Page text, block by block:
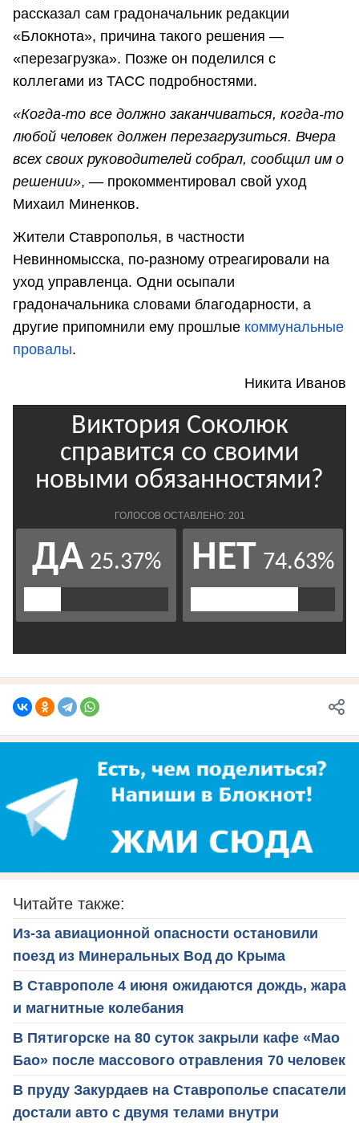
рассказал сам градоначальник редакции
«Блокнота», причина такого решения —
«перезагрузка». Позже он поделился с
коллегами из ТАСС подробностями.
«Когда-то все должно заканчиваться, когда-то
любой человек должен перезагрузиться. Вчера
всех своих руководителей собрал, сообщил им о
решении», — прокомментировал свой уход
Михаил Миненков.
Жители Ставрополья, в частности
Невинномысска, по-разному отреагировали на
уход управленца. Одни осыпали
градоначальника словами благодарности, а
другие припомнили ему прошлые коммунальные
провалы.
Никита Иванов
Читайте также:
Из-за авиационной опасности остановили
поезд из Минеральных Вод до Крыма
В Ставрополе 4 июня ожидаются дождь, жара
и магнитные колебания
В Пятигорске на 80 суток закрыли кафе «Мао
Бао» после массового отравления 70 человек
В пруду Закурдаев на Ставрополье спасатели
достали авто с двумя телами внутри